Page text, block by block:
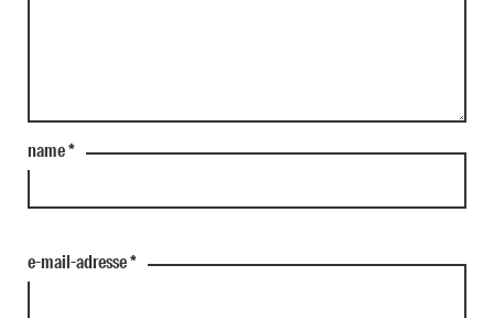
name*
e-mail-adresse*